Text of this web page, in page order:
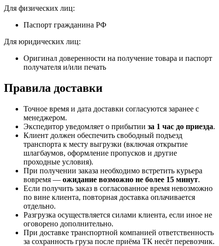
Для физических лиц:
Паспорт гражданина РФ
Для юридических лиц:
Оригинал доверенности на получение товара и паспорт
получателя и/или печать
Правила доставки
Точное время и дата доставки согласуются заранее с
менеджером.
Экспедитор уведомляет о прибытии за 1 час до приезда.
Клиент должен обеспечить свободный подъезд
транспорта к месту выгрузки (включая открытие
шлагбаумов, оформление пропусков и другие
проходные условия).
При получении заказа необходимо встретить курьера
вовремя — ожидание возможно не более 15 минут.
Если получить заказ в согласованное время невозможно
по вине клиента, повторная доставка оплачивается
отдельно.
Разгрузка осуществляется силами клиента, если иное не
оговорено дополнительно.
При доставке транспортной компанией ответственность
за сохранность груза после приёма ТК несёт перевозчик.